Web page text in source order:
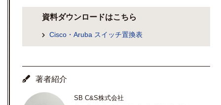
資料ダウンロードはこちら
Cisco・Aruba スイッチ置換表
著者紹介
SB C&S株式会社